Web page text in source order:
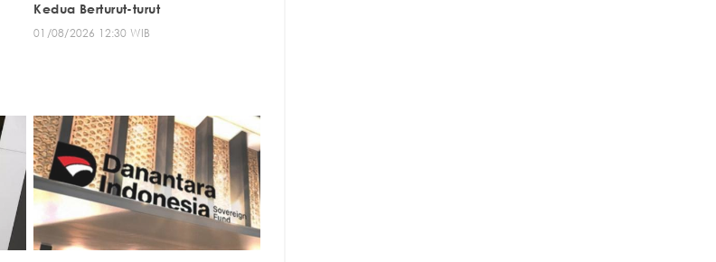
Kedua Berturut-turut
01/08/2026 12:30 WIB